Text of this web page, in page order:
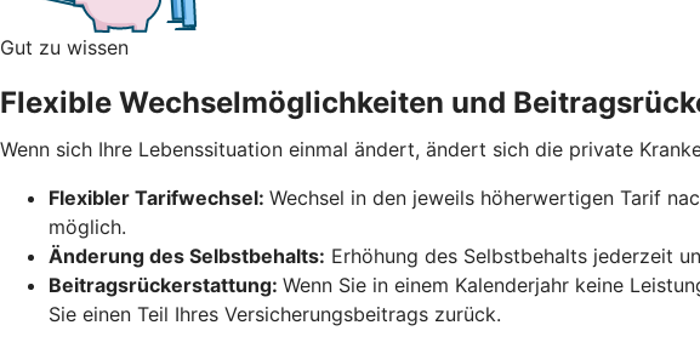
Gut zu wissen
Flexible Wechselmöglichkeiten und
Wenn sich Ihre Lebenssituation einmal ändert, ändert sich die private
Flexibler Tarifwechsel: Wechsel in den jeweils höherwertigen Tarif
möglich.
Änderung des Selbstbehalts: Erhöhung des Selbstbehalts jederzeit
Beitragsrückerstattung: Wenn Sie in einem Kalenderjahr keine
Sie einen Teil Ihres Versicherungsbeitrags zurück.